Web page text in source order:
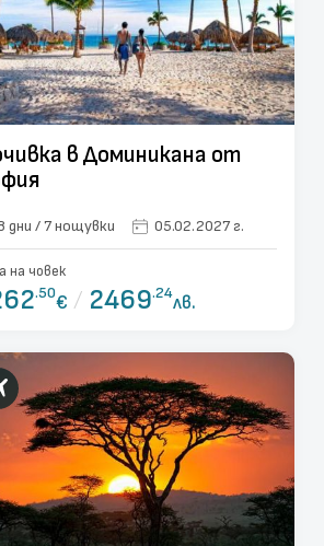
в Доминикана от
8 дни / 7 нощувки 05.02.2027 г.
на човек
.50€ / 2469.24лв.